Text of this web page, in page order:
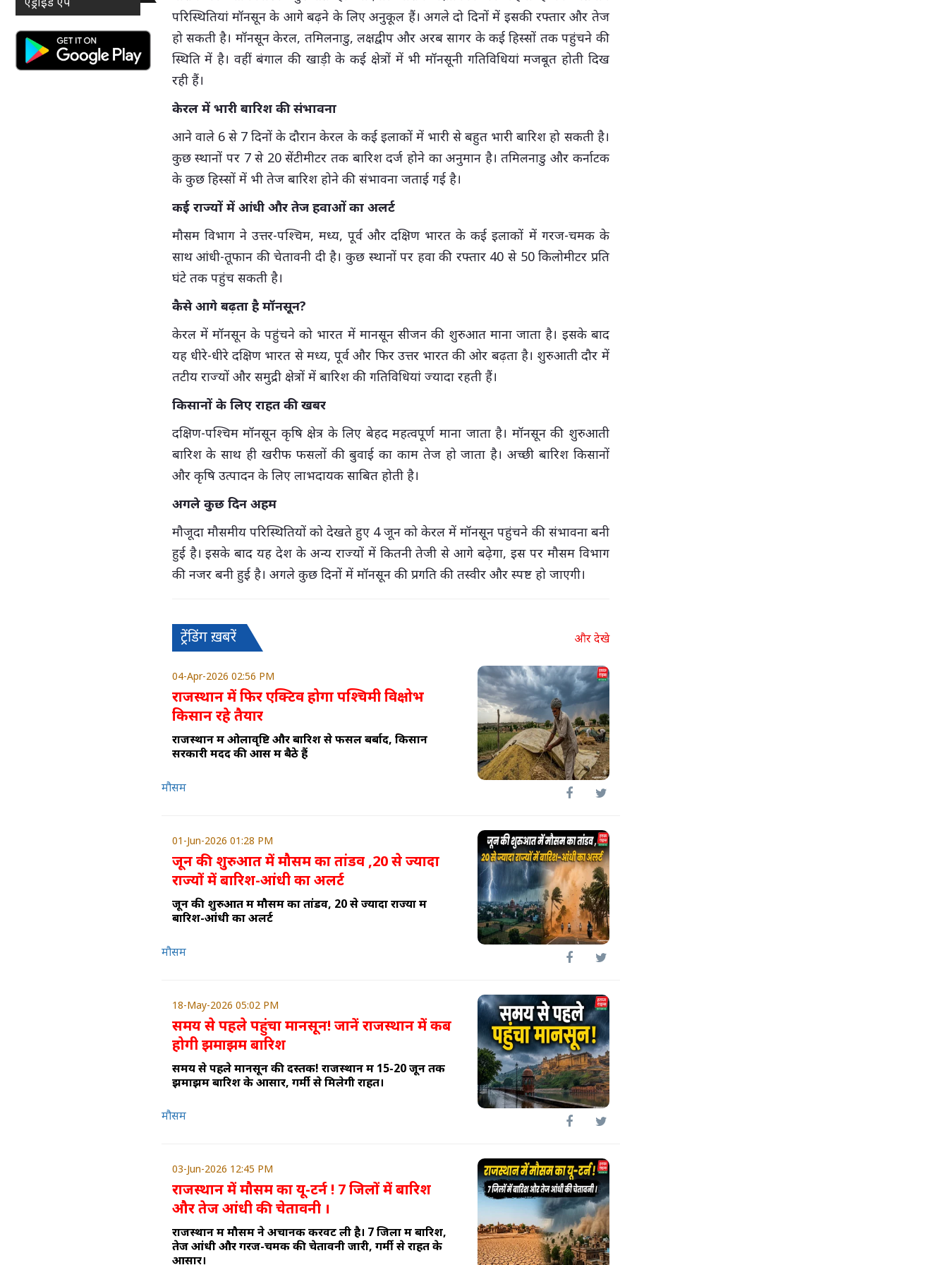
परिस्थितियां मॉनसून के आगे बढ़ने के लिए अनुकूल हैं। अगले दो दिनों में इसकी रफ्तार और तेज
हो सकती है। मॉनसून केरल, तमिलनाडु, लक्षद्वीप और अरब सागर के कई हिस्सों तक पहुंचने की
स्थिति में है। वहीं बंगाल की खाड़ी के कई क्षेत्रों में भी मॉनसूनी गतिविधियां मजबूत होती दिख
रही हैं।
केरल में भारी बारिश की संभावना
आने वाले 6 से 7 दिनों के दौरान केरल के कई इलाकों में भारी से बहुत भारी बारिश हो सकती है।
कुछ स्थानों पर 7 से 20 सेंटीमीटर तक बारिश दर्ज होने का अनुमान है। तमिलनाडु और कर्नाटक
के कुछ हिस्सों में भी तेज बारिश होने की संभावना जताई गई है।
कई राज्यों में आंधी और तेज हवाओं का अलर्ट
मौसम विभाग ने उत्तर-पश्चिम, मध्य, पूर्व और दक्षिण भारत के कई इलाकों में गरज-चमक के
साथ आंधी-तूफान की चेतावनी दी है। कुछ स्थानों पर हवा की रफ्तार 40 से 50 किलोमीटर प्रति
घंटे तक पहुंच सकती है।
कैसे आगे बढ़ता है मॉनसून?
केरल में मॉनसून के पहुंचने को भारत में मानसून सीजन की शुरुआत माना जाता है। इसके बाद
यह धीरे-धीरे दक्षिण भारत से मध्य, पूर्व और फिर उत्तर भारत की ओर बढ़ता है। शुरुआती दौर में
तटीय राज्यों और समुद्री क्षेत्रों में बारिश की गतिविधियां ज्यादा रहती हैं।
किसानों के लिए राहत की खबर
दक्षिण-पश्चिम मॉनसून कृषि क्षेत्र के लिए बेहद महत्वपूर्ण माना जाता है। मॉनसून की शुरुआती
बारिश के साथ ही खरीफ फसलों की बुवाई का काम तेज हो जाता है। अच्छी बारिश किसानों
और कृषि उत्पादन के लिए लाभदायक साबित होती है।
अगले कुछ दिन अहम
मौजूदा मौसमीय परिस्थितियों को देखते हुए 4 जून को केरल में मॉनसून पहुंचने की संभावना बनी
हुई है। इसके बाद यह देश के अन्य राज्यों में कितनी तेजी से आगे बढ़ेगा, इस पर मौसम विभाग
की नजर बनी हुई है। अगले कुछ दिनों में मॉनसून की प्रगति की तस्वीर और स्पष्ट हो जाएगी।
ट्रेंडिंग ख़बरें और देखे
04-Apr-2026 02:56 PM
राजस्थान में फिर एक्टिव होगा पश्चिमी विक्षोभ
किसान रहे तैयार
राजस्थान में ओलावृष्टि और बारिश से फसलें बर्बाद, किसान
सरकारी मदद की आस में बैठे हैं
मौसम
01-Jun-2026 01:28 PM
जून की शुरुआत में मौसम का तांडव ,20 से ज्यादा
राज्यों में बारिश-आंधी का अलर्ट
जून की शुरुआत में मौसम का तांडव, 20 से ज्यादा राज्यों में
बारिश-आंधी का अलर्ट
मौसम
18-May-2026 05:02 PM
समय से पहले पहुंचा मानसून! जानें राजस्थान में कब
होगी झमाझम बारिश
समय से पहले मानसून की दस्तक! राजस्थान में 15-20 जून तक
झमाझम बारिश के आसार, गर्मी से मिलेगी राहत।
मौसम
03-Jun-2026 12:45 PM
राजस्थान में मौसम का यू-टर्न ! 7 जिलों में बारिश
और तेज आंधी की चेतावनी ।
राजस्थान में मौसम ने अचानक करवट ली है। 7 जिलों में बारिश,
तेज आंधी और गरज-चमक की चेतावनी जारी, गर्मी से राहत के
आसार।